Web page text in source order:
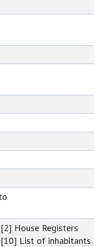
[2] House Registers
[10] List of inhabitants